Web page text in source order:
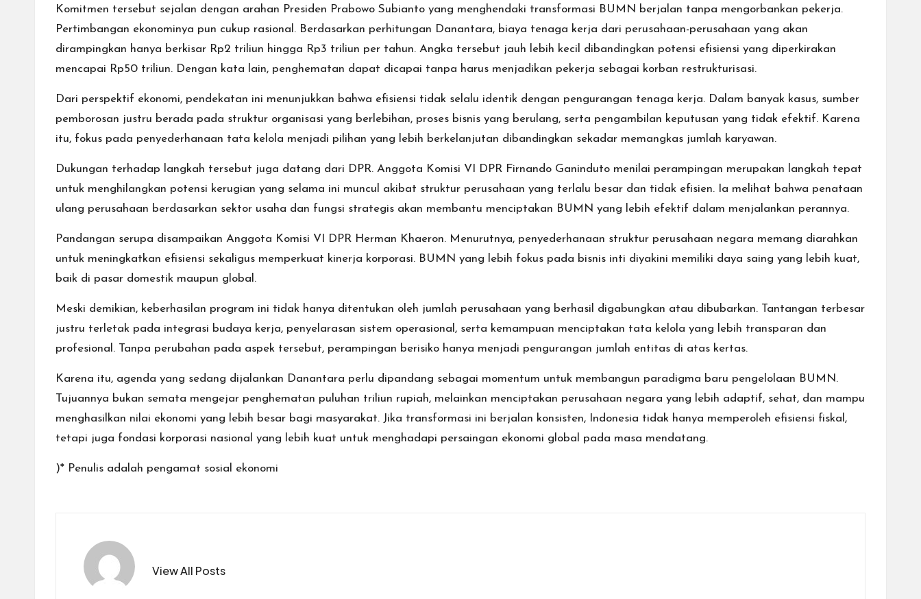
Komitmen tersebut sejalan dengan arahan Presiden Prabowo Subianto yang menghendaki transformasi BUMN berjalan tanpa mengorbankan pekerja.
Pertimbangan ekonominya pun cukup rasional. Berdasarkan perhitungan Danantara, biaya tenaga kerja dari perusahaan-perusahaan yang akan
dirampingkan hanya berkisar Rp2 triliun hingga Rp3 triliun per tahun. Angka tersebut jauh lebih kecil dibandingkan potensi efisiensi yang diperkirakan
mencapai Rp50 triliun. Dengan kata lain, penghematan dapat dicapai tanpa harus menjadikan pekerja sebagai korban restrukturisasi.
Dari perspektif ekonomi, pendekatan ini menunjukkan bahwa efisiensi tidak selalu identik dengan pengurangan tenaga kerja. Dalam banyak kasus, sumber
pemborosan justru berada pada struktur organisasi yang berlebihan, proses bisnis yang berulang, serta pengambilan keputusan yang tidak efektif. Karena
itu, fokus pada penyederhanaan tata kelola menjadi pilihan yang lebih berkelanjutan dibandingkan sekadar memangkas jumlah karyawan.
Dukungan terhadap langkah tersebut juga datang dari DPR. Anggota Komisi VI DPR Firnando Ganinduto menilai perampingan merupakan langkah tepat
untuk menghilangkan potensi kerugian yang selama ini muncul akibat struktur perusahaan yang terlalu besar dan tidak efisien. Ia melihat bahwa penataan
ulang perusahaan berdasarkan sektor usaha dan fungsi strategis akan membantu menciptakan BUMN yang lebih efektif dalam menjalankan perannya.
Pandangan serupa disampaikan Anggota Komisi VI DPR Herman Khaeron. Menurutnya, penyederhanaan struktur perusahaan negara memang diarahkan
untuk meningkatkan efisiensi sekaligus memperkuat kinerja korporasi. BUMN yang lebih fokus pada bisnis inti diyakini memiliki daya saing yang lebih kuat,
baik di pasar domestik maupun global.
Meski demikian, keberhasilan program ini tidak hanya ditentukan oleh jumlah perusahaan yang berhasil digabungkan atau dibubarkan. Tantangan terbesar
justru terletak pada integrasi budaya kerja, penyelarasan sistem operasional, serta kemampuan menciptakan tata kelola yang lebih transparan dan
profesional. Tanpa perubahan pada aspek tersebut, perampingan berisiko hanya menjadi pengurangan jumlah entitas di atas kertas.
Karena itu, agenda yang sedang dijalankan Danantara perlu dipandang sebagai momentum untuk membangun paradigma baru pengelolaan BUMN.
Tujuannya bukan semata mengejar penghematan puluhan triliun rupiah, melainkan menciptakan perusahaan negara yang lebih adaptif, sehat, dan mampu
menghasilkan nilai ekonomi yang lebih besar bagi masyarakat. Jika transformasi ini berjalan konsisten, Indonesia tidak hanya memperoleh efisiensi fiskal,
tetapi juga fondasi korporasi nasional yang lebih kuat untuk menghadapi persaingan ekonomi global pada masa mendatang.
)* Penulis adalah pengamat sosial ekonomi
View All Posts